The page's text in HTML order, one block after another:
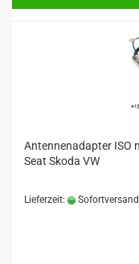
Antennenadapter ISO
Seat Skoda VW
Lieferzeit: